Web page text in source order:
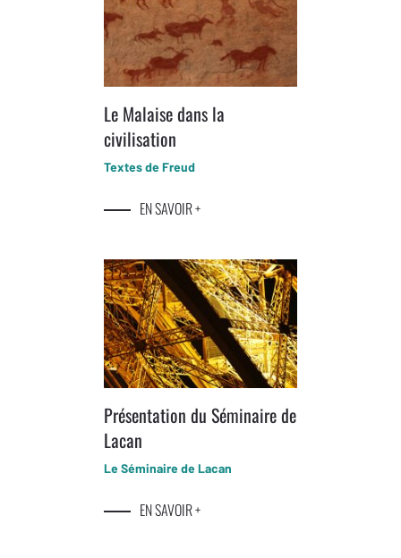
Le Malaise dans la
civilisation
Textes de Freud
EN SAVOIR +
Présentation du Séminaire de
Lacan
Le Séminaire de Lacan
EN SAVOIR +